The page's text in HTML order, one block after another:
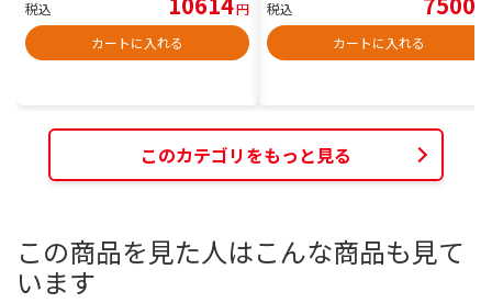
税込
円
カートに入れる
税込
カートに入れる
このカテゴリをもっと見る
この商品を見た人はこんな商品も見て
います